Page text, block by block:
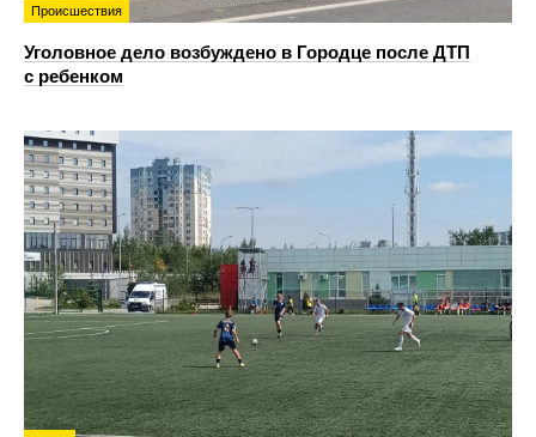
Происшествия
Уголовное дело возбуждено в Городце после ДТП
с ребенком